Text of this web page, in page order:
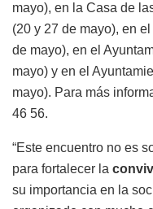
mayo), en la Casa de
(20 y 27 de mayo), en
de mayo), en el
mayo) y en el
mayo). Para más
46 56.
“Este encuentro no es
para fortalecer la
su importancia en la